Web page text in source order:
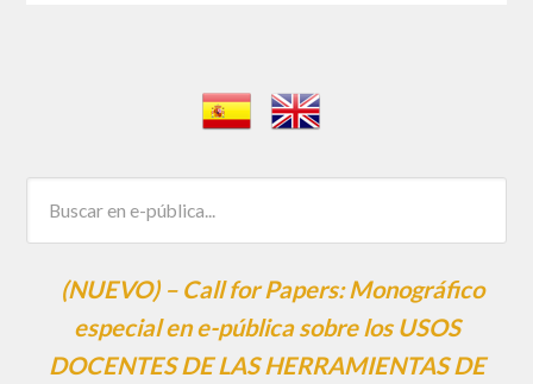
(NUEVO) – Call for Papers: Monográfico
especial en e-pública sobre los USOS
DOCENTES DE LAS HERRAMIENTAS DE